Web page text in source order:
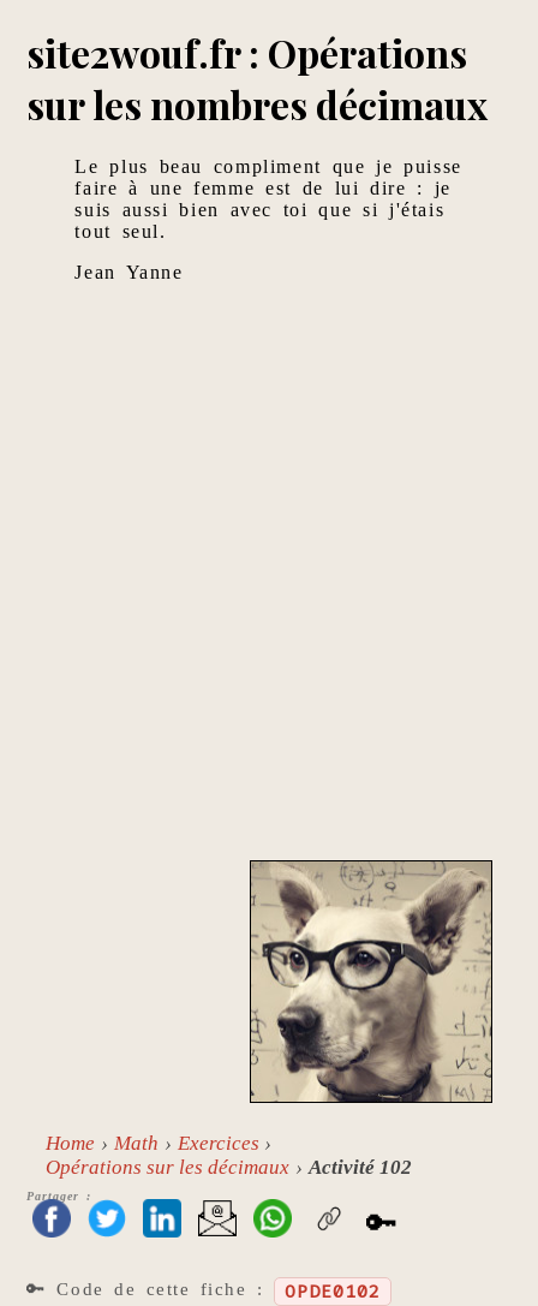
site2wouf.fr : Opérations
sur les nombres décimaux
Le plus beau compliment que je puisse
faire à une femme est de lui dire : je
suis aussi bien avec toi que si j'étais
tout seul.
Jean Yanne
Home Math
Exercices
Opérations sur les décimaux
Activité 102
Partager :
🔑
🔑 Code de cette fiche : OPDE0102